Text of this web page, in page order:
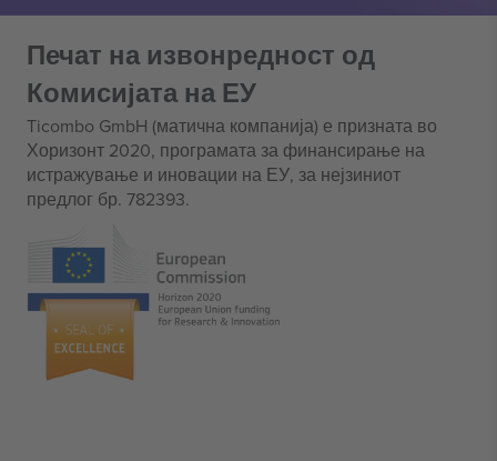
Печат на извонредност од
Комисијата на ЕУ
Ticombo GmbH (матична компанија) е призната во
Хоризонт 2020, програмата за финансирање на
истражување и иновации на ЕУ, за нејзиниот
предлог бр. 782393.